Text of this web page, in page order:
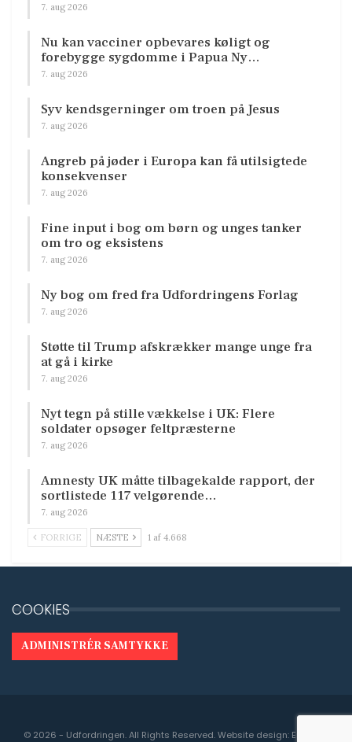
7. aug 2026
Nu kan vacciner opbevares køligt og
forebygge sygdomme i Papua Ny…
7. aug 2026
Syv kendsgerninger om troen på Jesus
7. aug 2026
Angreb på jøder i Europa kan få utilsigtede
konsekvenser
7. aug 2026
Fine input i bog om børn og unges tanker
om tro og eksistens
7. aug 2026
Ny bog om fred fra Udfordringens Forlag
7. aug 2026
Støtte til Trump afskrækker mange unge fra
at gå i kirke
7. aug 2026
Nyt tegn på stille vækkelse i UK: Flere
soldater opsøger feltpræsterne
7. aug 2026
Amnesty UK måtte tilbagekalde rapport, der
sortlistede 117 velgørende…
7. aug 2026
FORRIGE NÆSTE 1 af 4.668
COOKIES
ADMINISTRÉR SAMTYKKE
© 2026 - Udfordringen. All Rights Reserved.Website design: Engedal